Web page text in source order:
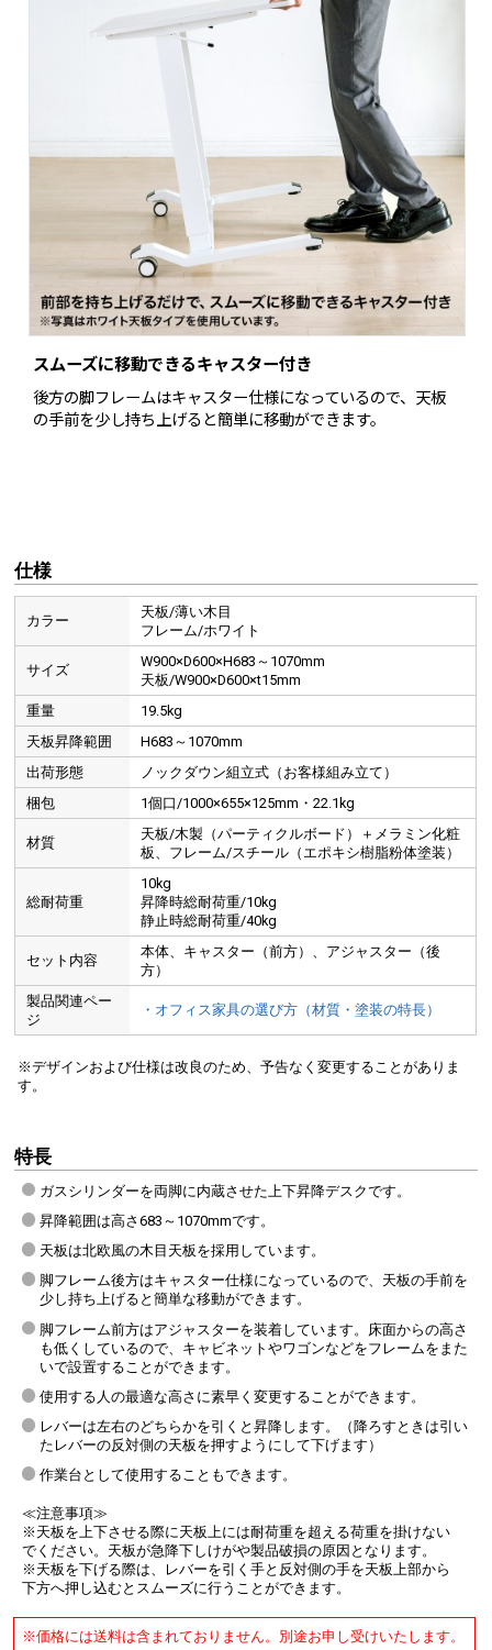
スムーズに移動できるキャスター付き
後方の脚フレームはキャスター仕様になっているので、天板
の手前を少し持ち上げると簡単に移動ができます。
仕様
カラー
天板/薄い木目
フレーム/ホワイト
サイズ
W900×D600×H683～1070mm
天板/W900×D600×t15mm
重量
19.5kg
天板昇降範囲
H683～1070mm
出荷形態
ノックダウン組立式（お客様組み立て）
梱包
1個口/1000×655×125mm・22.1kg
材質
天板/木製（パーティクルボード）＋メラミン化粧
板、フレーム/スチール（エポキシ樹脂粉体塗装）
総耐荷重
10kg
昇降時総耐荷重/10kg
静止時総耐荷重/40kg
セット内容
本体、キャスター（前方）、アジャスター（後
方）
製品関連ペー
ジ
・オフィス家具の選び方（材質・塗装の特長）
※デザインおよび仕様は改良のため、予告なく変更することがありま
す。
特長
ガスシリンダーを両脚に内蔵させた上下昇降デスクです。
昇降範囲は高さ683～1070mmです。
天板は北欧風の木目天板を採用しています。
脚フレーム後方はキャスター仕様になっているので、天板の手前を
少し持ち上げると簡単な移動ができます。
脚フレーム前方はアジャスターを装着しています。床面からの高さ
も低くしているので、キャビネットやワゴンなどをフレームをまた
いで設置することができます。
使用する人の最適な高さに素早く変更することができます。
レバーは左右のどちらかを引くと昇降します。（降ろすときは引い
たレバーの反対側の天板を押すようにして下げます）
作業台として使用することもできます。
≪注意事項≫
※天板を上下させる際に天板上には耐荷重を超える荷重を掛けない
でください。天板が急降下しけがや製品破損の原因となります。
※天板を下げる際は、レバーを引く手と反対側の手を天板上部から
下方へ押し込むとスムーズに行うことができます。
※価格には送料は含まれておりません。別途お申し受けいたします。